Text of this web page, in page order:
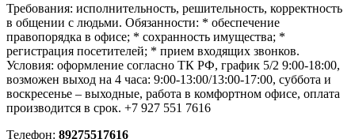
Требования: исполнительность, решительность, корректность
в общении с людьми. Обязанности: * обеспечение
правопорядка в офисе; * сохранность имущества; *
регистрация посетителей; * прием входящих звонков.
Условия: оформление согласно ТК РФ, график 5/2 9:00-18:00,
возможен выход на 4 часа: 9:00-13:00/13:00-17:00, суббота и
воскресенье – выходные, работа в комфортном офисе, оплата
производится в срок. +7 927 551 7616
Телефон: 89275517616